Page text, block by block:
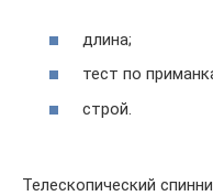
длина;
тест по
строй.
Телескопический